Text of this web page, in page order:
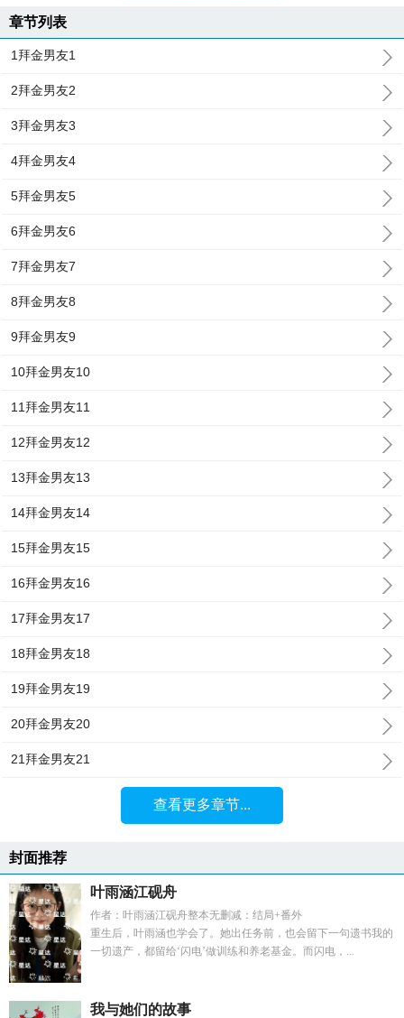
章节列表
1拜金男友1
2拜金男友2
3拜金男友3
4拜金男友4
5拜金男友5
6拜金男友6
7拜金男友7
8拜金男友8
9拜金男友9
10拜金男友10
11拜金男友11
12拜金男友12
13拜金男友13
14拜金男友14
15拜金男友15
16拜金男友16
17拜金男友17
18拜金男友18
19拜金男友19
20拜金男友20
21拜金男友21
查看更多章节...
封面推荐
叶雨涵江砚舟
作者：叶雨涵江砚舟整本无删减：结局+番外
重生后，叶雨涵也学会了。她出任务前，也会留下一句遗书我的
一切遗产，都留给‘闪电’做训练和养老基金。而闪电，...
我与她们的故事